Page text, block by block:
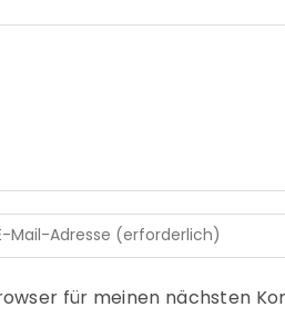
für meinen nächsten